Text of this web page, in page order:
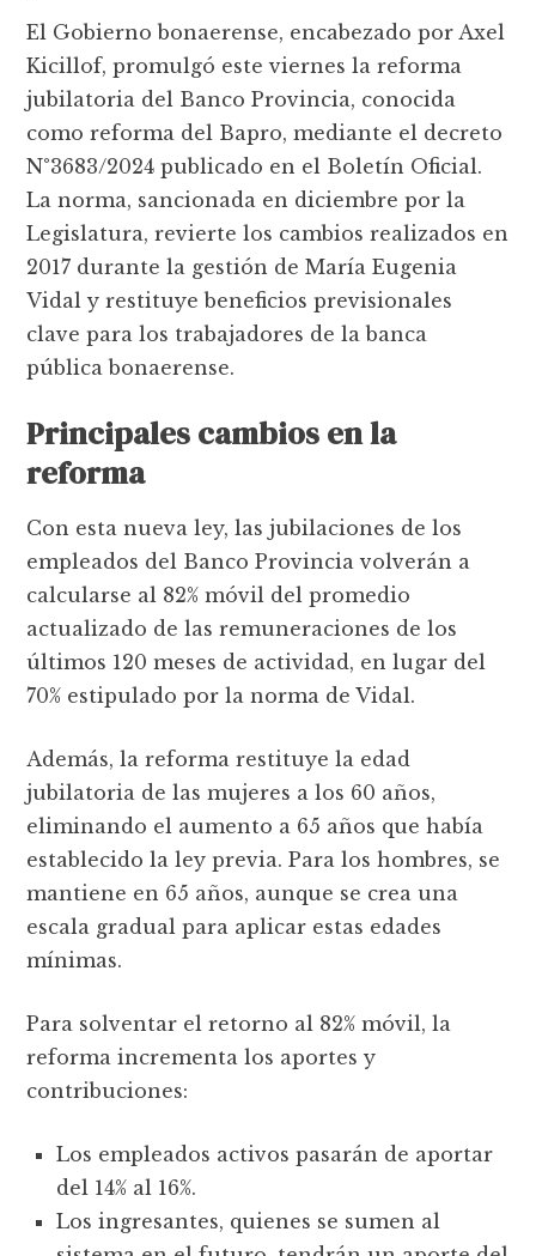
El Gobierno bonaerense, encabezado por Axel
Kicillof, promulgó este viernes la reforma
jubilatoria del Banco Provincia, conocida
como reforma del Bapro, mediante el decreto
N°3683/2024 publicado en el Boletín Oficial.
La norma, sancionada en diciembre por la
Legislatura, revierte los cambios realizados en
2017 durante la gestión de María Eugenia
Vidal y restituye beneficios previsionales
clave para los trabajadores de la banca
pública bonaerense.
Principales cambios en la
reforma
Con esta nueva ley, las jubilaciones de los
empleados del Banco Provincia volverán a
calcularse al 82% móvil del promedio
actualizado de las remuneraciones de los
últimos 120 meses de actividad, en lugar del
70% estipulado por la norma de Vidal.
Además, la reforma restituye la edad
jubilatoria de las mujeres a los 60 años,
eliminando el aumento a 65 años que había
establecido la ley previa. Para los hombres, se
mantiene en 65 años, aunque se crea una
escala gradual para aplicar estas edades
mínimas.
Para solventar el retorno al 82% móvil, la
reforma incrementa los aportes y
contribuciones:
Los empleados activos pasarán de aportar
del 14% al 16%.
Los ingresantes, quienes se sumen al